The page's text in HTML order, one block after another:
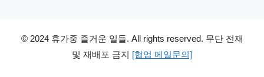
© 2024 휴가중 즐거운 일들. All rights reserved. 무단 전재
및 재배포 금지 [협업 메일문의]